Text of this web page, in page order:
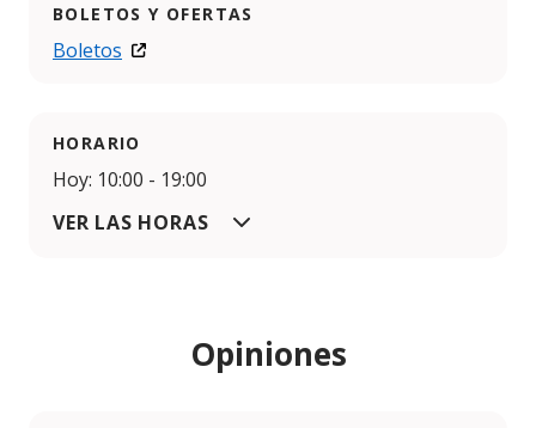
BOLETOS Y OFERTAS
Boletos
HORARIO
Hoy: 10:00 - 19:00
VER LAS HORAS
Opiniones